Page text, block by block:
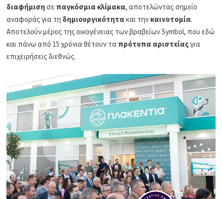
διαφήμιση σε παγκόσμια κλίμακα, αποτελώντας σημείο
αναφοράς για τη δημιουργικότητακαι την καινοτομία.
Αποτελούν μέρος της οικογένειας των βραβείων Symbol, που εδώ
και πάνω από 15 χρόνια θέτουν τα πρότυπα αριστείας για
επιχειρήσεις διεθνώς.